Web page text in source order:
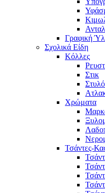
Γραφική
Σχολικά Είδη
Κόλλες
Στικ
Χρώματα
Τσάντες-